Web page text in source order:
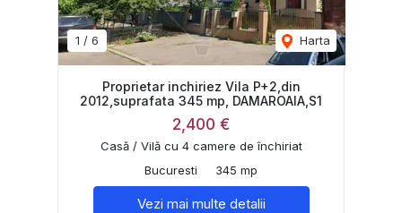
1 / 6 Harta
Proprietar inchiriez Vila P+2,din
2012,suprafata 345 mp, DAMAROAIA,S1
2,400 €
Casă / Vilă cu 4 camere de închiriat
Bucuresti
345 mp
Vezi mai multe detalii